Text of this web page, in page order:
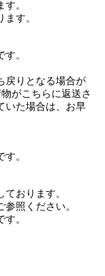
。
す。
。
戻りとなる場合が
がこちらに返送さ
いた場合は、お早
。
おります。
照ください。
。